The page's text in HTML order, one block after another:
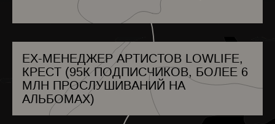
АВСТРАЛИЯ
AUSTRIA
БАГАМЫ
БАХРЕЙН
БАНГЛАДЕШ
БАРБАДОС
БЕЛЬГИЯ
БЕЛИЗ
БЕНИН
EX-МЕНЕДЖЕР АРТИСТОВ LOWLIFE,
КРЕСТ (95К ПОДПИСЧИКОВ, БОЛЕЕ 6
МЛН ПРОСЛУШИВАНИЙ НА
АЛЬБОМАХ)